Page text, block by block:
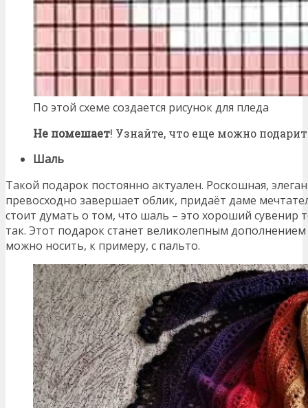
По этой схеме создается рисунок для пледа
Не помешает! Узнайте, что еще можно
Шаль
Такой подарок постоянно актуален. Роскошная,
превосходно завершает облик, придаёт даме
стоит думать о том, что шаль – это хороший сувенир
так. Этот подарок станет великолепным
можно носить, к примеру, с пальто.